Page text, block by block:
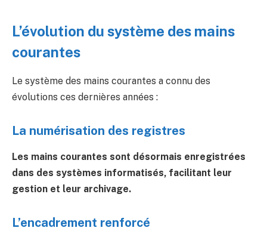
L’évolution du système des mains
courantes
Le système des mains courantes a connu des
évolutions ces dernières années :
La numérisation des registres
Les mains courantes sont désormais enregistrées
dans des systèmes informatisés, facilitant leur
gestion et leur archivage.
L’encadrement renforcé